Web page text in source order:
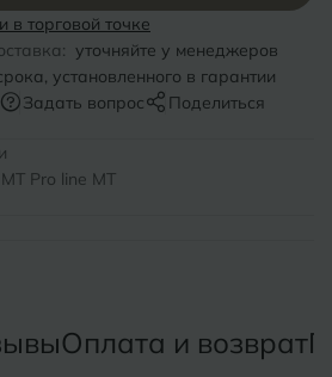
торговой точке
уточняйте у менеджеров
установленного в гарантии
Задать вопрос Поделиться
Pro line MT
Оплата и возврат
Сосновый Бор
Сочи
Ставрополь
Темрюк